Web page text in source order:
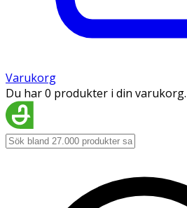
Varukorg
Du har 0 produkter i din varukorg.